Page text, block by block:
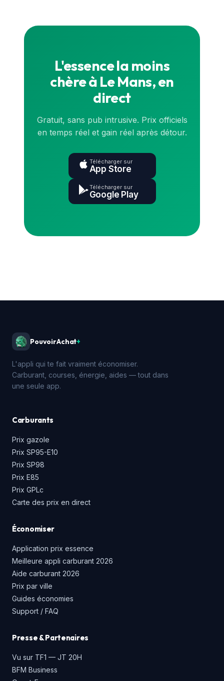
carte
L'essence la moins
chère à Le Mans, en
direct
Gratuit, sans pub intrusive. Prix officiels
en temps réel et gain réel après détour.
Télécharger sur
App Store
Télécharger sur
Google Play
PouvoirAchat+
L'appli qui te fait vraiment économiser.
Carburant, courses, énergie, aides — tout dans
une seule app.
Carburants
Prix gazole
Prix SP95-E10
Prix SP98
Prix E85
Prix GPLc
Carte des prix en direct
Économiser
Application prix essence
Meilleure appli carburant 2026
Aide carburant 2026
Prix par ville
Guides économies
Support / FAQ
Presse & Partenaires
Vu sur TF1 — JT 20H
BFM Business